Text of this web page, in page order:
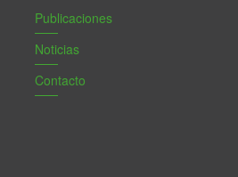
Publicaciones
Noticias
Contacto